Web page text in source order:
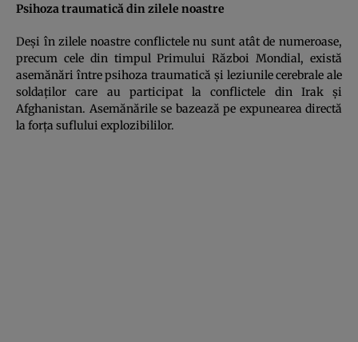
Psihoza traumatică din zilele noastre
Deşi în zilele noastre conflictele nu sunt atât de numeroase,
precum cele din timpul Primului Război Mondial, există
asemănări între psihoza traumatică şi leziunile cerebrale ale
soldaţilor care au participat la conflictele din Irak şi
Afghanistan. Asemănările se bazează pe expunearea directă
la forţa suflului explozibililor.